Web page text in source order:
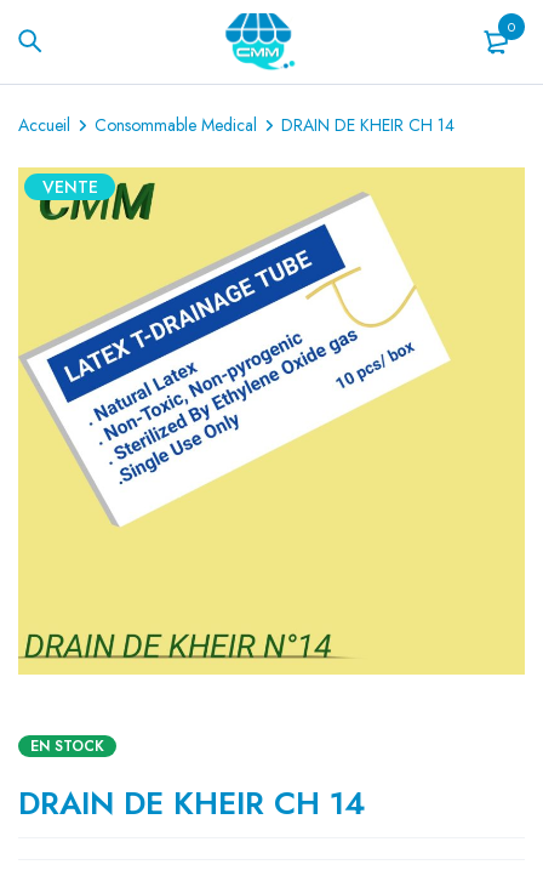
0
Accueil Consommable Medical DRAIN DE KHEIR CH 14
VENTE
EN STOCK
DRAIN DE KHEIR CH 14